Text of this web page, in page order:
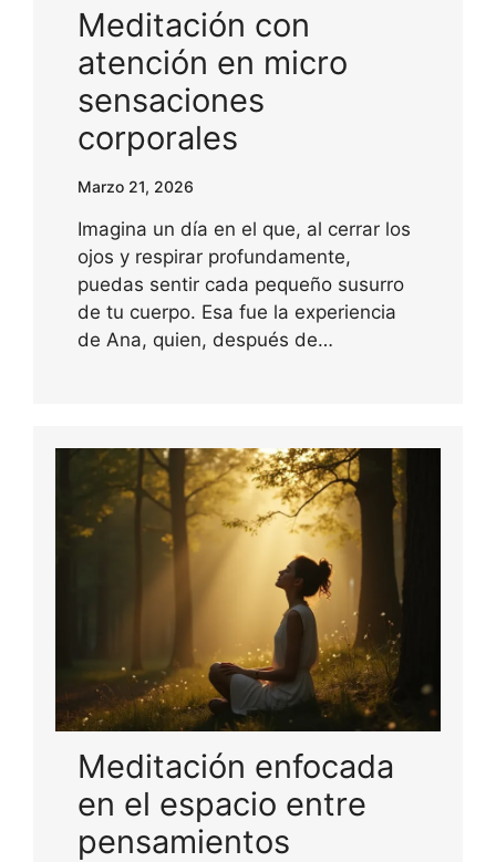
Meditación con
atención en micro
sensaciones
corporales
Marzo 21, 2026
Imagina un día en el que, al cerrar los
ojos y respirar profundamente,
puedas sentir cada pequeño susurro
de tu cuerpo. Esa fue la experiencia
de Ana, quien, después de…
Meditación enfocada
en el espacio entre
pensamientos